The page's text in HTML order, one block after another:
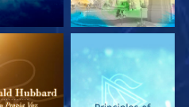
LAS
EXPLORA LAS
SERIES